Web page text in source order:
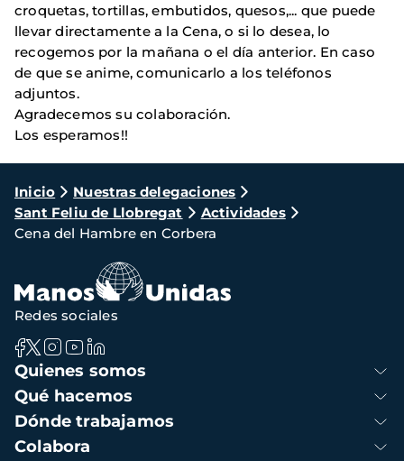
croquetas, tortillas, embutidos, quesos,... que puede
llevar directamente a la Cena, o si lo desea, lo
recogemos por la mañana o el día anterior. En caso
de que se anime, comunicarlo a los teléfonos
adjuntos.
Agradecemos su colaboración.
Los esperamos!!
Ruta
de
navegación
Inicio
Nuestras delegaciones
Sant Feliu de Llobregat
Actividades
Cena del Hambre en Corbera
Navegación
principal
Quienes somos
Qué hacemos
Dónde trabajamos
Colabora
Redes sociales